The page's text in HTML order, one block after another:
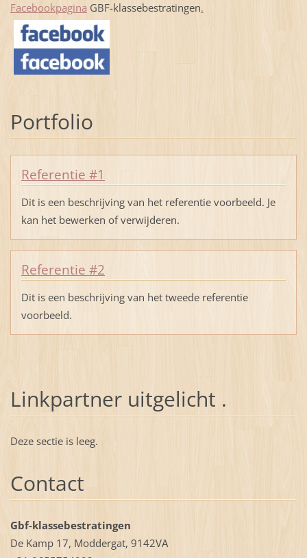
Facebookpagina GBF-klassebestratingen.
Portfolio
Referentie #1
Dit is een beschrijving van het referentie voorbeeld. Je
kan het bewerken of verwijderen.
Referentie #2
Dit is een beschrijving van het tweede referentie
voorbeeld.
Linkpartner uitgelicht .
Deze sectie is leeg.
Contact
Gbf-klassebestratingen
De Kamp 17, Moddergat, 9142VA